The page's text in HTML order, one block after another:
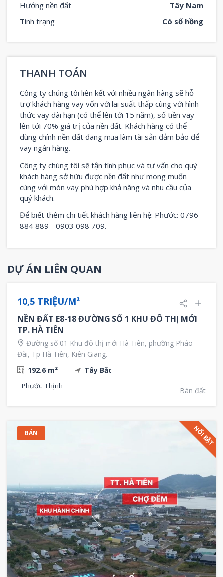
Hướng nền đất
Tây Nam
Tình trạng
Có sổ hồng
THANH TOÁN
Công ty chúng tôi liên kết với nhiều ngân hàng sẽ hỗ
trợ khách hàng vay vốn với lãi suất thấp cùng với hình
thức vay dài hạn (có thể lên tới 15 năm), số tiền vay
lên tới 70% giá trị của nền đất. Khách hàng có thể
dùng chính nền đất đang mua làm tài sản đảm bảo để
vay ngân hàng.
Công ty chúng tôi sẽ tận tình phục và tư vấn cho quý
khách hàng sở hữu được nền đất như mong muốn
cùng với món vay phù hợp khả năng và nhu cầu của
quý khách.
Để biết thêm chi tiết khách hàng liên hệ: Phước: 0796
884 889 - 0903 098 709.
DỰ ÁN LIÊN QUAN
NỔI BẬT
6
10,5 TRIỆU/M²
NỀN ĐẤT E8-18 ĐƯỜNG SỐ 1 KHU ĐÔ THỊ MỚI
TP. HÀ TIÊN
Đường số 01 Khu đô thị mới Hà Tiên, phường Pháo
Đài, Tp Hà Tiên, Kiên Giang.
192.6 m²
Tây Bắc
Phước Thịnh
Bán đất
BÁN NỔI BẬT